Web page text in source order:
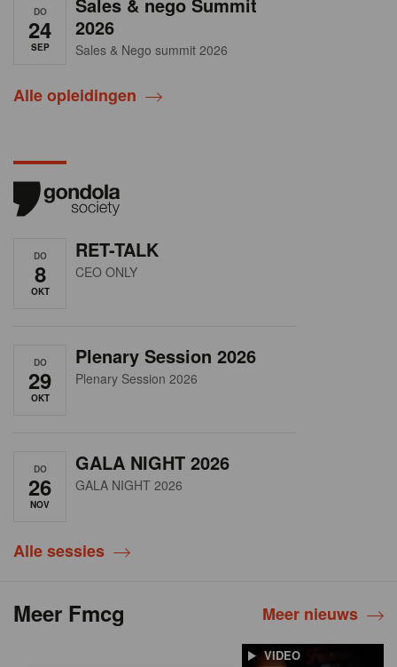
DO
24
SEP
2026
Sales & Nego summit 2026
Alle opleidingen
DO
8
OKT
RET-TALK
CEO ONLY
DO
29
OKT
Plenary Session 2026
Plenary Session 2026
DO
26
NOV
GALA NIGHT 2026
GALA NIGHT 2026
Alle sessies
Meer Fmcg Meer nieuws
VIDEO